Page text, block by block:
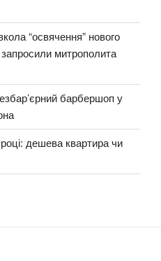
“освячення” нового
митрополита
барбершоп у
дешева квартира чи